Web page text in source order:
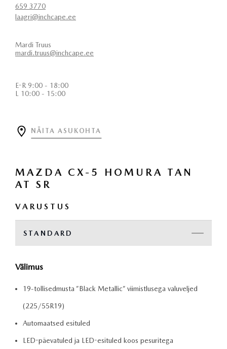
MAZDA CX-5 HOMURA TAN
AT SR
VARUSTUS
STANDARD
Välimus
19-tollisedmusta ”Black Metallic” viimistlusega valuveljed
(225/55R19)
Automaatsed esituled
LED-päevatuled ja LED-esituled koos pesuritega
659 3770
laagri@inchcape.ee
Mardi Truus
mardi.truus@inchcape.ee
E-R 9:00 - 18:00
L 10:00 - 15:00
NÄITA ASUKOHTA